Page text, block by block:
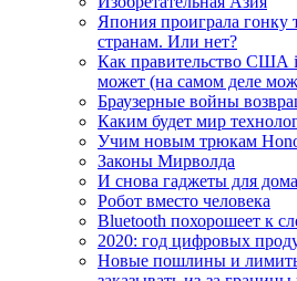
Япония проиграла гонку
странам. Или нет?
Как правительство США
может (на самом деле
Браузерные войны
Каким будет мир
Учим новым трюкам
Законы Мирволда
И снова гаджеты для
Робот вместо человека
Bluetooth похорошеет к
2020: год цифровых
Новые пошлины и